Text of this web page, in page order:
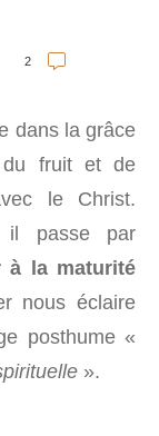
2
dans la grâce
du fruit et de
le Christ.
il passe par
à la maturité
nous éclaire
posthume «
».